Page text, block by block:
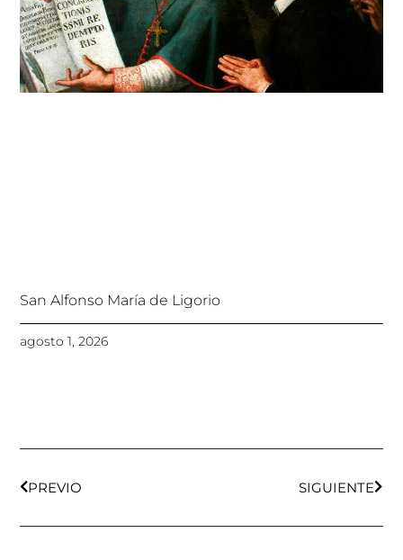
San Alfonso María de Ligorio
agosto 1, 2026
PREVIO SIGUIENTE